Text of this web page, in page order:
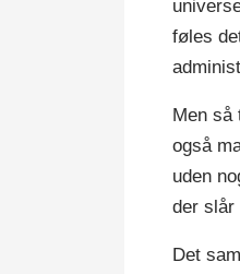
føles
Men så
også
uden
der slår
Det